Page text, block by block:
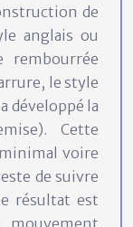
de
anglais ou
rembourrée
le style
développé la
Cette
voire
de suivre
résultat est